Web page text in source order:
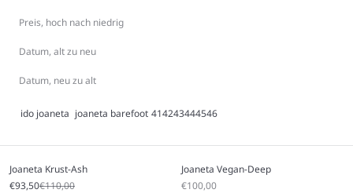
Preis, hoch nach niedrig
Datum, alt zu neu
Datum, neu zu alt
ido joaneta joaneta barefoot 414243444546
Joaneta Krust-Ash
Angebot
€93,50Regulärer Preis
€110,00
Joaneta Vegan-Deep
Angebot
€100,00